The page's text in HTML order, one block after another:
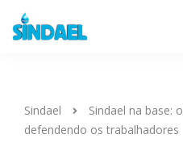
Sindael
Sindael na base:
defendendo os trabalhadores